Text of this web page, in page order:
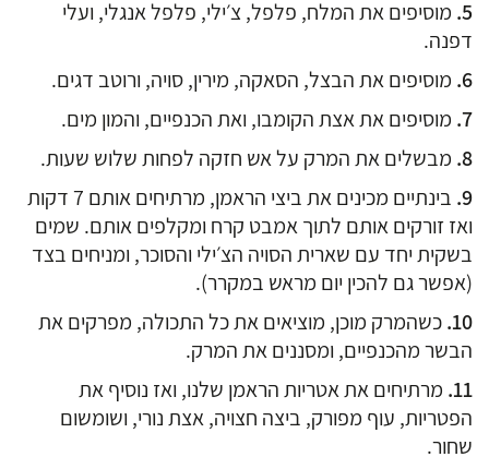
מוסיפים את המלח, פלפל, צ׳ילי, פלפל אנגלי, ועלי
דפנה.
מוסיפים את הבצל, הסאקה, מירין, סויה, ורוטב דגים.
מוסיפים את אצת הקומבו, ואת הכנפיים, והמון מים.
מבשלים את המרק על אש חזקה לפחות שלוש שעות.
בינתיים מכינים את ביצי הראמן, מרתיחים אותם 7 דקות
ואז זורקים אותם לתוך אמבט קרח ומקלפים אותם. שמים
בשקית יחד עם שארית הסויה הצ׳ילי והסוכר, ומניחים בצד
(אפשר גם להכין יום מראש במקרר).
כשהמרק מוכן, מוציאים את כל התכולה, מפרקים את
הבשר מהכנפיים, ומסננים את המרק.
מרתיחים את אטריות הראמן שלנו, ואז נוסיף את
הפטריות, עוף מפורק, ביצה חצויה, אצת נורי, ושומשום
שחור.